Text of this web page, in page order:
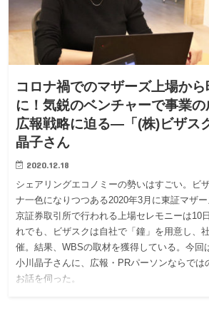
コロナ禍でのマザーズ上場か
に！気鋭のベンチャーで事業
広報戦略に迫る—「(株)ビザス
晶子さん
2020.12.18
シェアリングエコノミーの勢いはすごい。ビ
ナ一色になりつつある2020年3月に東証マザ
京証券取引所で行われる上場セレモニーは10
れでも、ビザスクは自社で「鐘」を用意し、
催。結果、WBSの取材を獲得している。今回
小川晶子さんに、広報・PRパーソンならでは
お話を伺った。